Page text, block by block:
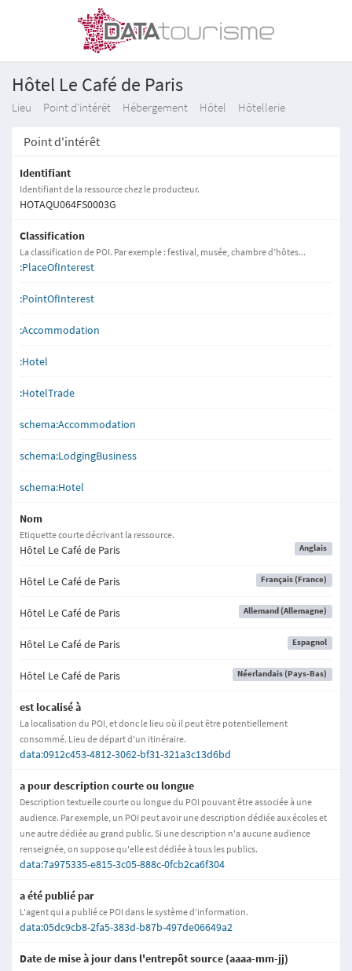
Hôtel Le Café de Paris
Lieu Point d'intérêt Hébergement Hôtel Hôtellerie
Point d'intérêt
Identifiant
Identifiant de la ressource chez le producteur.
HOTAQU064FS0003G
Classification
La classification de POI. Par exemple : festival, musée, chambre d’hôtes...
:PlaceOfInterest
:PointOfInterest
:Accommodation
:Hotel
:HotelTrade
schema:Accommodation
schema:LodgingBusiness
schema:Hotel
Nom
Etiquette courte décrivant la ressource.
Anglais
Hôtel Le Café de Paris
Français (France)
Hôtel Le Café de Paris
Allemand (Allemagne)
Hôtel Le Café de Paris
Espagnol
Hôtel Le Café de Paris
Néerlandais (Pays-Bas)
Hôtel Le Café de Paris
est localisé à
La localisation du POI, et donc le lieu où il peut être potentiellement
consommé. Lieu de départ d'un itinéraire.
data:0912c453-4812-3062-bf31-321a3c13d6bd
a pour description courte ou longue
Description textuelle courte ou longue du POI pouvant être associée à une
audience. Par exemple, un POI peut avoir une description dédiée aux écoles et
une autre dédiée au grand public. Si une description n'a aucune audience
renseignée, on suppose qu'elle est dédiée à tous les publics.
data:7a975335-e815-3c05-888c-0fcb2ca6f304
a été publié par
L'agent qui a publié ce POI dans le système d'information.
data:05dc9cb8-2fa5-383d-b87b-497de06649a2
Date de mise à jour dans l'entrepôt source (aaaa-mm-jj)